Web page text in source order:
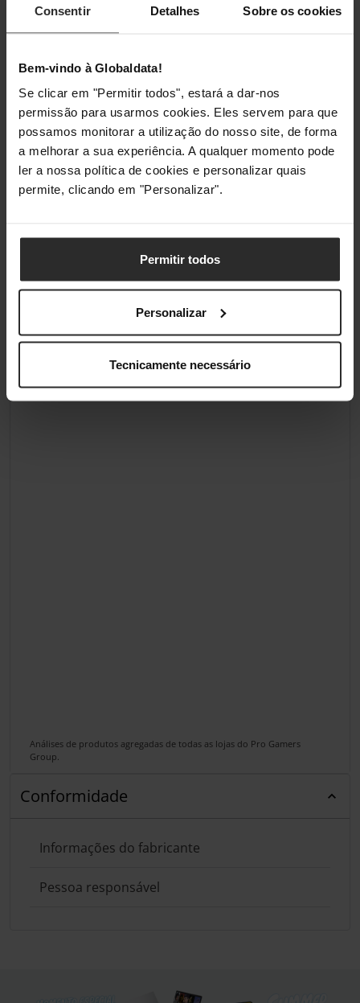
Consentir Detalhes Sobre os cookies
Bem-vindo à Globaldata!
Se clicar em "Permitir todos", estará a dar-nos
permissão para usarmos cookies. Eles servem para que
possamos monitorar a utilização do nosso site, de forma
a melhorar a sua experiência. A qualquer momento pode
ler a nossa política de cookies e personalizar quais
permite, clicando em "Personalizar".
Permitir todos
Personalizar
Tecnicamente necessário
Iluminação
Iluminação / RGB
Classificações
Análises de produtos agregadas de todas as lojas do Pro Gamers
Group.
Conformidade
Informações do fabricante
Pessoa responsável